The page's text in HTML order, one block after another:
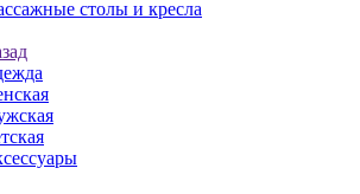
столы и кресла